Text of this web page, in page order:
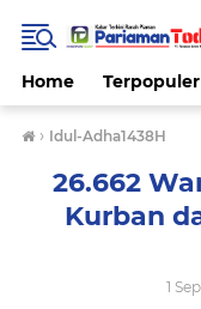
Home Terpopuler
› Idul-Adha1438H
26.662
Kurban
1